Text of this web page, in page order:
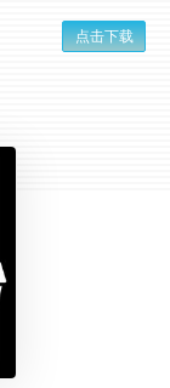
点击下载